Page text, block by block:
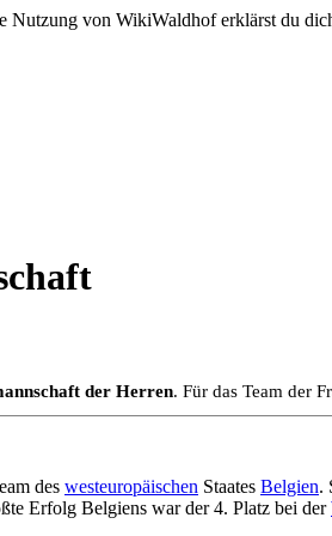
von WikiWaldhof erklärst du
der Herren. Für das Team der
des westeuropäischen Staates Belgien.
Erfolg Belgiens war der 4. Platz bei der